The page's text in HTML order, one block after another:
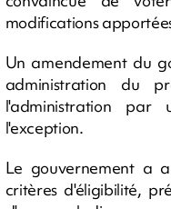
modifications
Un amendement du
administration du
l'administration
l'exception.
Le gouvernement a
critères d'éligibilité,